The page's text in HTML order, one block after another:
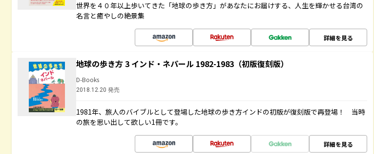
世界を４０年以上歩いてきた「地球の歩き方」があなたにお届けする、人生を輝かせる台湾の
名言と癒やしの絶景集
詳細を見る
地球の歩き方 3 インド・ネパール 1982-1983（初版復刻版）
D-Books
2018.12.20 発売
1981年、旅人のバイブルとして登場した地球の歩き方インドの初版が復刻版で再登場！ 当時
の旅を思い出して欲しい1冊です。
詳細を見る